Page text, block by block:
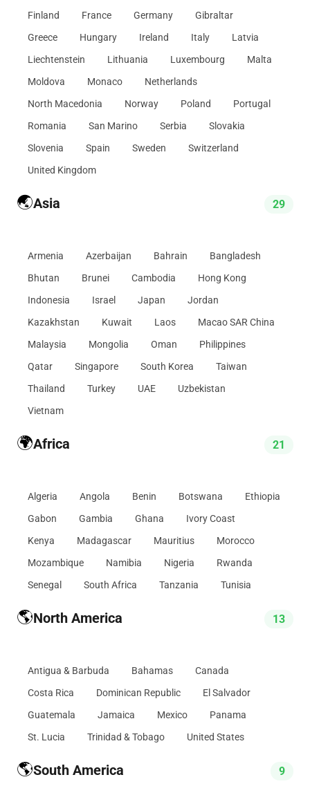
Finland
France Germany
Gibraltar
Greece
Hungary Ireland Italy
Latvia
Liechtenstein
Lithuania Luxembourg
Malta
Moldova
Monaco
Netherlands
North Macedonia
Norway Poland
Portugal
Romania
San Marino Serbia
Slovakia
Slovenia
Spain Sweden
Switzerland
United Kingdom
🌏Asia 29
Armenia Azerbaijan Bahrain
Bangladesh
Bhutan
Brunei Cambodia
Hong Kong
Indonesia
Israel Japan
Jordan
Kazakhstan
Kuwait Laos
Macao SAR China
Malaysia
Mongolia Oman
Philippines
Qatar
Singapore South Korea
Taiwan
Thailand
Turkey UAE
Uzbekistan
Vietnam
🌍Africa 21
Algeria Angola Benin Botswana
Ethiopia
Gabon
Gambia Ghana
Ivory Coast
Kenya
Madagascar Mauritius
Morocco
Mozambique
Namibia Nigeria
Rwanda
Senegal
South Africa Tanzania Tunisia
🌎North America 13
Antigua & Barbuda Bahamas
Canada
Costa Rica
Dominican Republic
El Salvador
Guatemala
Jamaica Mexico
Panama
St. Lucia
Trinidad & Tobago United States
🌎South America 9